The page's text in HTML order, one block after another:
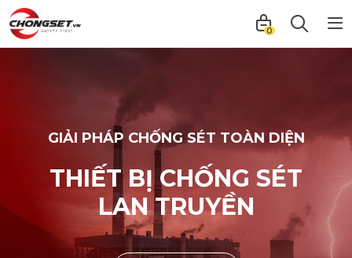
0
GIẢI PHÁP CHỐNG SÉT TOÀN DIỆN
THIẾT BỊ CHỐNG SÉT
TRỰC TIẾP
XEM CHI TIẾT
PHÁP CHỐNG SÉT TOÀN DIỆN
BỊ CHỐNG SÉT
LAN TRUYỀN